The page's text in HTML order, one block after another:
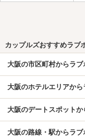
カップルズおすすめラブ
大阪の市区町村からラ
大阪のホテルエリアか
大阪のデートスポット
大阪の路線・駅からラ